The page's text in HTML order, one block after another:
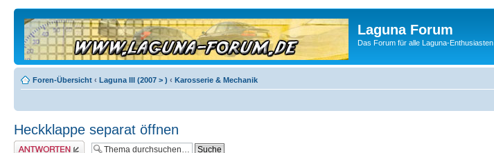
Laguna Forum
Das Forum für alle Laguna-Enthusiasten
Foren-Übersicht ‹ Laguna III (2007 > ) ‹ Karosserie & Mechanik
Heckklappe separat öffnen
Antwort erstellen